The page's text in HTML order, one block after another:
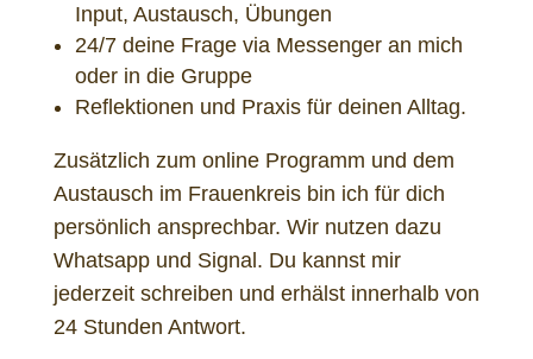
Input, Austausch, Übungen
24/7 deine Frage via Messenger an mich
oder in die Gruppe
Reflektionen und Praxis für deinen Alltag.
Zusätzlich zum online Programm und dem
Austausch im Frauenkreis bin ich für dich
persönlich ansprechbar. Wir nutzen dazu
Whatsapp und Signal. Du kannst mir
jederzeit schreiben und erhälst innerhalb von
24 Stunden Antwort.